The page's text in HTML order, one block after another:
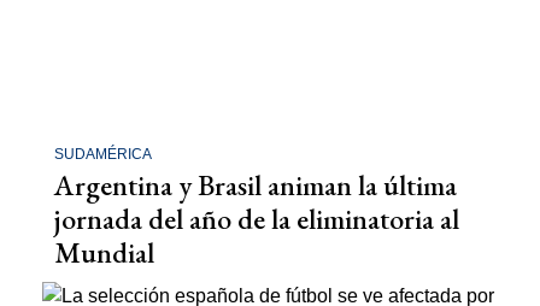
SUDAMÉRICA
Argentina y Brasil animan la última
jornada del año de la eliminatoria al
Mundial